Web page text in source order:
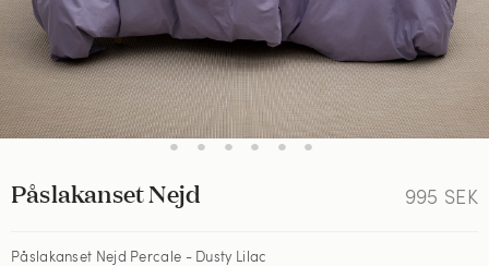
• • • • • •
995 SEK
Påslakanset Nejd
Påslakanset Nejd Percale - Dusty Lilac